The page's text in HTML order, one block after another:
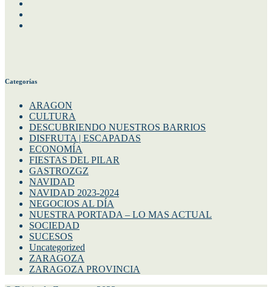
Categorías
ARAGON
CULTURA
DESCUBRIENDO NUESTROS BARRIOS
DISFRUTA | ESCAPADAS
ECONOMÍA
FIESTAS DEL PILAR
GASTROZGZ
NAVIDAD
NAVIDAD 2023-2024
NEGOCIOS AL DÍA
NUESTRA PORTADA – LO MAS ACTUAL
SOCIEDAD
SUCESOS
Uncategorized
ZARAGOZA
ZARAGOZA PROVINCIA